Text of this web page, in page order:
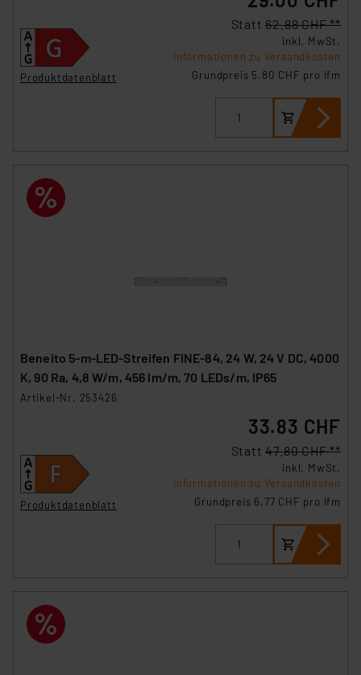
Produktdatenblatt
Statt62.88 CHF **
inkl. MwSt.
Informationen zu Versandkosten
Grundpreis 5.80 CHF pro lfm
Beneito 5-m-LED-Streifen FINE-84, 24 W, 24 V DC, 4000
K, 90 Ra, 4,8 W/m, 456 lm/m, 70 LEDs/m, IP65
Artikel-Nr. 253426
Produktdatenblatt
33.83 CHF
Statt47.80 CHF **
inkl. MwSt.
Informationen zu Versandkosten
Grundpreis 6.77 CHF pro lfm